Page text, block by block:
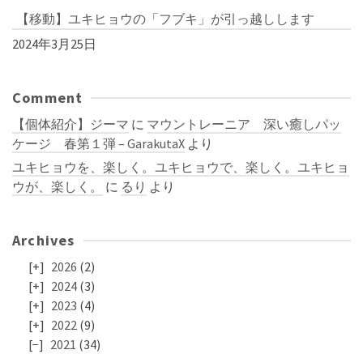
【移動】ユキヒョウの「フブキ」が引っ越しします
2024年3月25日
Comment
【個体紹介】ジーマ に マウントレーニア 深い癒しパッ
ケージ 春第１弾 – GarakutaX より
ユキヒョウを、楽しく。ユキヒョウで、楽しく。ユキヒョ
ウが、楽しく。
に るり より
Archives
2026 (2)
2024 (3)
2023 (4)
2022 (9)
2021 (34)